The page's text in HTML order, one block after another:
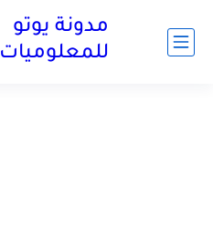
مدونة يوتو
للمعلوميات